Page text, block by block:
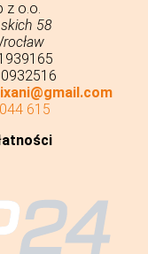
z o.o.
58
615